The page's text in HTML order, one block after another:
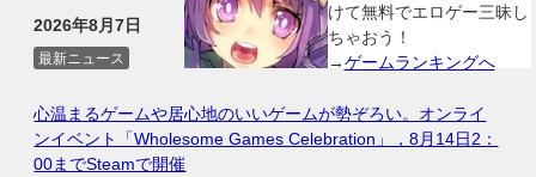
けて無料でエロゲー三昧し
ちゃおう！
→ゲームランキングへ
2026年8月7日
最新ニュース
心温まるゲームや居心地のいいゲームが勢ぞろい。オンライ
ンイベント「Wholesome Games Celebration」，8月14日2：
00までSteamで開催